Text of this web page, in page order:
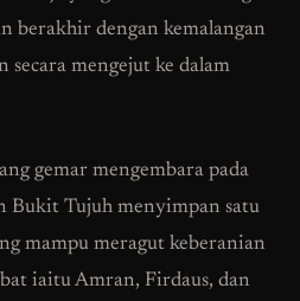
berakhir dengan kemalangan
mengejut ke dalam
gemar mengembara pada
Bukit Tujuh menyimpan satu
mampu meragut keberanian
iaitu Amran, Firdaus, dan